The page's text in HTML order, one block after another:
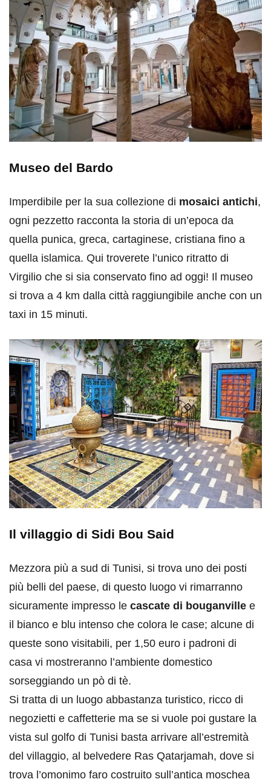
Museo del Bardo
Imperdibile per la sua collezione di mosaici antichi,
ogni pezzetto racconta la storia di un’epoca da
quella punica, greca, cartaginese, cristiana fino a
quella islamica. Qui troverete l’unico ritratto di
Virgilio che si sia conservato fino ad oggi! Il museo
si trova a 4 km dalla città raggiungibile anche con un
taxi in 15 minuti.
Il villaggio di Sidi Bou Said
Mezzora più a sud di Tunisi, si trova uno dei posti
più belli del paese, di questo luogo vi rimarranno
sicuramente impresso le cascate di bouganville e
il bianco e blu intenso che colora le case; alcune di
queste sono visitabili, per 1,50 euro i padroni di
casa vi mostreranno l’ambiente domestico
sorseggiando un pò di tè.
Si tratta di un luogo abbastanza turistico, ricco di
negozietti e caffetterie ma se si vuole poi gustare la
vista sul golfo di Tunisi basta arrivare all’estremità
del villaggio, al belvedere Ras Qatarjamah, dove si
trova l’omonimo faro costruito sull’antica moschea